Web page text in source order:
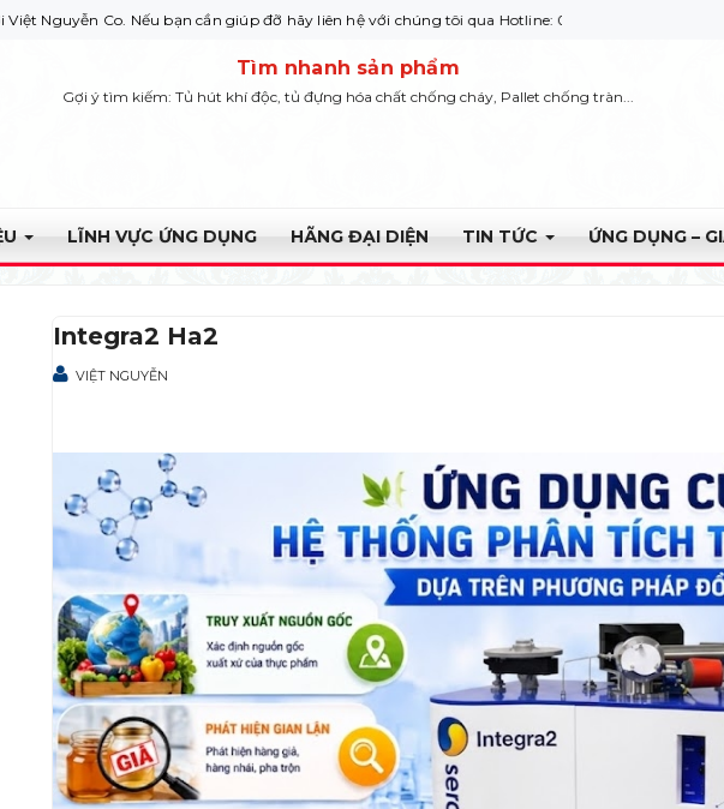
Co. Nếu bạn cần giúp đỡ hãy liên hệ với chúng tôi qua Hotline: 0932 664422
Tìm nhanh sản phẩm
Gợi ý tìm kiếm: Tủ hút khí độc, tủ đựng hóa chất chống cháy, Pallet chống tràn...
LĨNH VỰC ỨNG DỤNG HÃNG ĐẠI DIỆN TIN TỨC ỨNG DỤNG –
Integra2 Ha2
VIỆT NGUYỄN